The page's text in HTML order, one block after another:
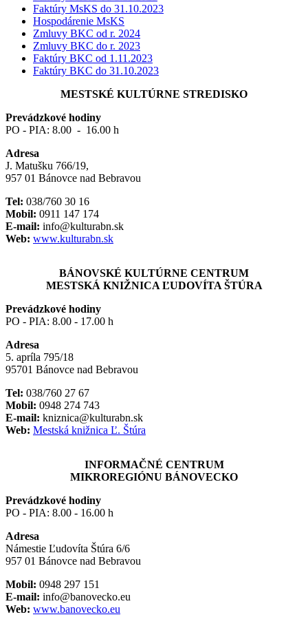
menu
Povinne
zverejňované
dokumenty
Faktúry MsKS do 31.10.2023
Hospodárenie MsKS
Zmluvy BKC od r. 2024
Zmluvy BKC do r. 2023
Faktúry BKC od 1.11.2023
Faktúry BKC do 31.10.2023
MESTSKÉ KULTÚRNE STREDISKO
Prevádzkové hodiny
PO - PIA: 8.00 - 16.00 h
Adresa
J. Matušku 766/19,
957 01 Bánovce nad Bebravou
Tel: 038/760 30 16
Mobil: 0911 147 174
E-mail: info@kulturabn.sk
Web: www.kulturabn.sk
BÁNOVSKÉ KULTÚRNE CENTRUM
MESTSKÁ KNIŽNICA ĽUDOVÍTA ŠTÚRA
Prevádzkové hodiny
PO - PIA: 8.00 - 17.00 h
Adresa
5. apríla 795/18
95701 Bánovce nad Bebravou
Tel: 038/760 27 67
Mobil: 0948 274 743
E-mail: kniznica@kulturabn.sk
Web: Mestská knižnica Ľ. Štúra
INFORMAČNÉ CENTRUM
MIKROREGIÓNU BÁNOVECKO
Prevádzkové hodiny
PO - PIA: 8.00 - 16.00 h
Adresa
Námestie Ľudovíta Štúra 6/6
957 01 Bánovce nad Bebravou
Mobil: 0948 297 151
E-mail: info@banovecko.eu
Web: www.banovecko.eu